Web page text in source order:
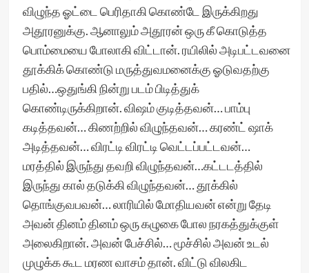
விழுந்த ஓட்டை பெரிதாகி கொண்டே இருக்கிறது
அதூரனுக்கு. ஆனாலும் அதூரன் ஒரு கீ கொடுத்த
பொம்மையை போலாகி விட்டான். ரயிலில் அடிபட்டவனை
தூக்கிக் கொண்டு மருத்துவமனைக்கு ஓடுவதற்கு
பதில்…ஒதுங்கி நின்று படம் பிடித்துக்
கொண்டிருக்கிறான். விஷம் குடித்தவன்… பாம்பு
கடித்தவன்… கிணற்றில் விழுந்தவன்… கரண்ட் ஷாக்
அடித்தவன்… விரட்டி விரட்டி வெட்டப்பட்டவன்…
மரத்தில் இருந்து தவறி விழுந்தவன்…கட்டடத்தில்
இருந்து கால் தடுக்கி விழுந்தவன்… தூக்கில்
தொங்குவபவன்… லாரியில் மோதியவன் என்று தேடி
அவன் தினம் தினம் ஒரு கழுகை போல நரகத்துக்குள்
அலைகிறான். அவன் பேச்சில்… மூச்சில் அவன் உடல்
முழுக்க கூட மரண வாசம் தான். விட்டு விலகிட